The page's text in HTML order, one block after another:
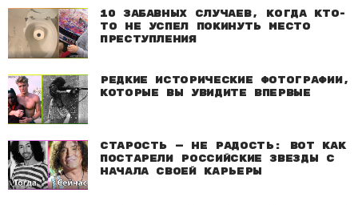
10 забавных случаев, когда кто-
то не успел покинуть место
преступления
Редкие исторические фотографии,
которые вы увидите впервые
Старость — не радость: Вот как
постарели российские звезды с
начала своей карьеры